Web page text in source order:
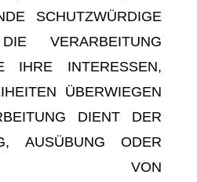
SCHUTZWÜRDIGE
VERARBEITUNG
IHRE INTERESSEN,
ÜBERWIEGEN
DIENT DER
AUSÜBUNG ODER
VON